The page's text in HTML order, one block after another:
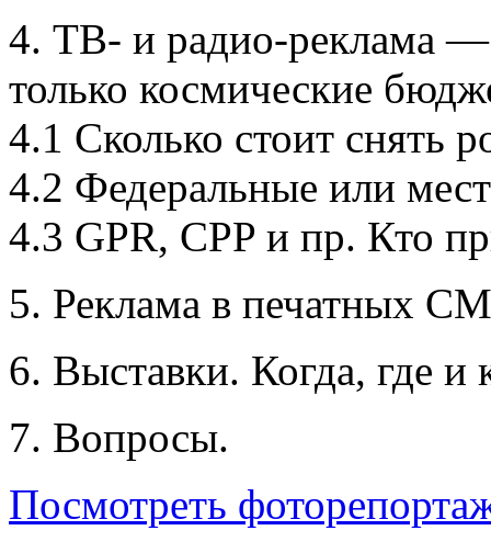
4. ТВ- и радио-реклама —
только космические
4.1 Сколько стоит снять
4.2 Федеральные или
4.3 GPR, CPP и пр. Кто
5. Реклама в печатных
6. Выставки. Когда, где и
7. Вопросы.
Посмотреть